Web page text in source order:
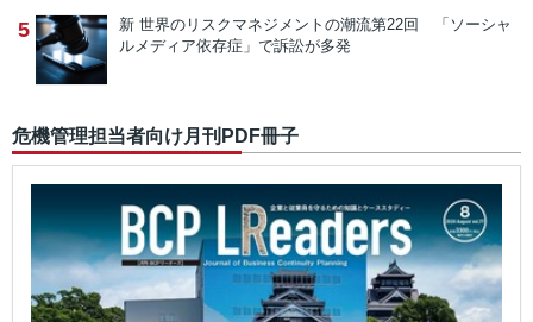
5 新 世界のリスクマネジメントの潮流第22回 「ソーシャ
ルメディア依存症」で訴訟が多発
危機管理担当者向け月刊PDF冊子